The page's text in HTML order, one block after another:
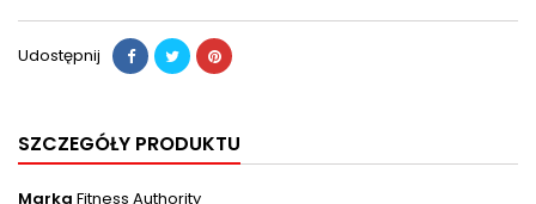
Udostępnij
SZCZEGÓŁY PRODUKTU
Marka Fitness Authority